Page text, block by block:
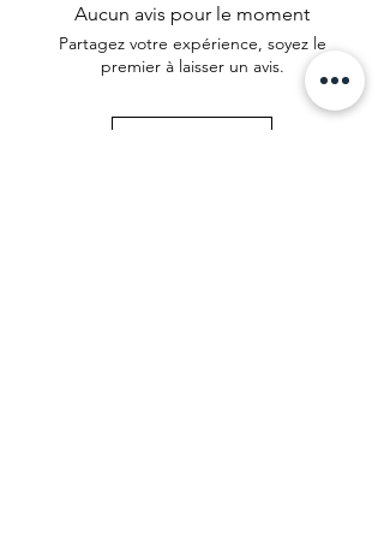
Aucun avis pour le moment
Partagez votre expérience, soyez le
premier à laisser un avis.